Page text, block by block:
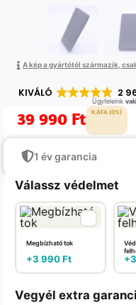
A kép a gyártótól származik,
KIVÁLÓ 2
Ügyfeleink
39 990 Ft K.ÁFA (0%)
1 év garancia
Válassz védelmet
Megbízható tok
+3 990Ft +
Vegyél extra